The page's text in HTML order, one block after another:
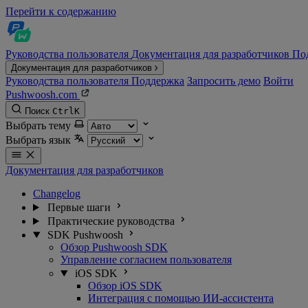
Перейти к содержанию
Руководства пользователя Документация для разработчиков
Документация для разработчиков
Руководства пользователя Поддержка Запросить демо Войти
Pushwoosh.com
Поиск CtrlK
Выбрать тему
Выбрать язык
Документация для разработчиков
Changelog
Первые шаги
Практические руководства
SDK Pushwoosh
Обзор Pushwoosh SDK
Управление согласием пользователя
iOS SDK
Обзор iOS SDK
Интеграция с помощью ИИ-ассистента